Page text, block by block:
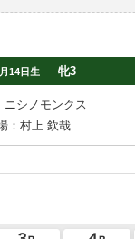
14日生 牝3
ニシノモンクス
：村上 欽哉